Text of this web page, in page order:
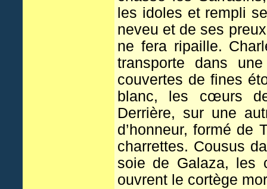
les idoles et rempli
neveu et de ses
ne fera ripaille.
transporte dans
couvertes de fines
blanc, les cœurs
Derrière, sur une
d’honneur, formé de
charrettes. Cousus
soie de Galaza, les
ouvrent le cortège